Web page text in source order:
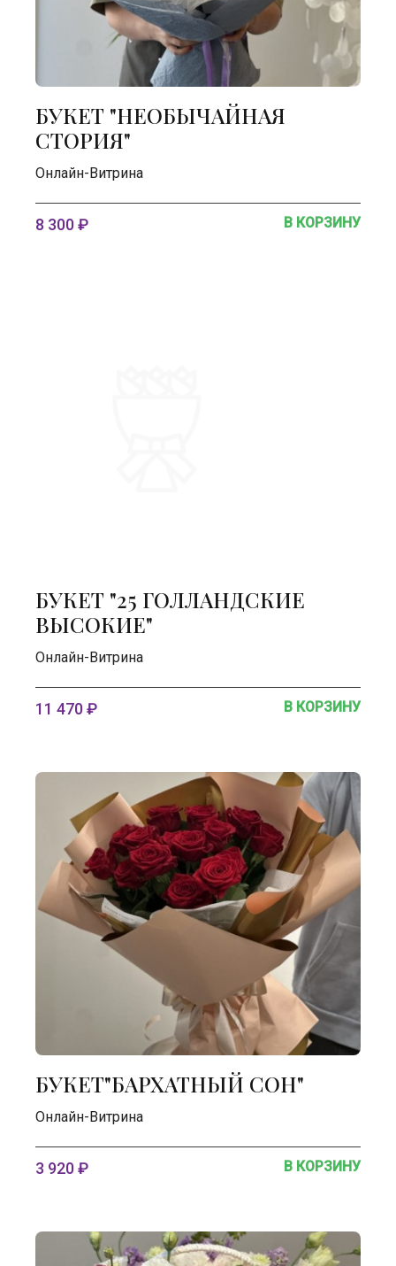
БУКЕТ "НЕОБЫЧАЙНАЯ
СТОРИЯ"
Онлайн-Витрина
8 300 ₽ В КОРЗИНУ
БУКЕТ "25 ГОЛЛАНДСКИЕ
ВЫСОКИЕ"
Онлайн-Витрина
11 470 ₽ В КОРЗИНУ
БУКЕТ"БАРХАТНЫЙ СОН"
Онлайн-Витрина
3 920 ₽ В КОРЗИНУ